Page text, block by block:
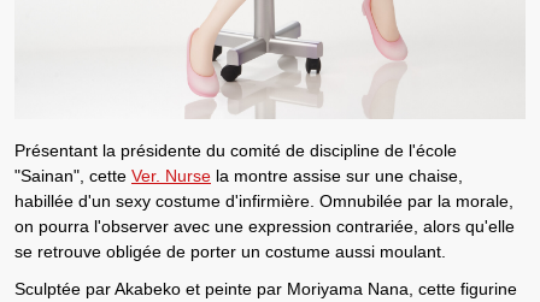
Présentant la présidente du comité de discipline de l'école
"Sainan", cette Ver. Nurse la montre assise sur une chaise,
habillée d'un sexy costume d'infirmière. Omnubilée par la morale,
on pourra l'observer avec une expression contrariée, alors qu'elle
se retrouve obligée de porter un costume aussi moulant.
Sculptée par Akabeko et peinte par Moriyama Nana, cette figurine